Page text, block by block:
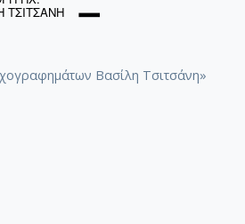
Βασίλη Τσιτσάνη»